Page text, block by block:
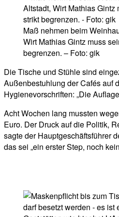
Maß nehmen beim
Wirt Mathias Gintz muss
begrenzen. – Foto: gik
Die Tische und Stühle sind
Außenbestuhlung der Cafés auf
Hygienevorschriften: „Die
Acht Wochen lang mussten
Euro. Der Druck auf die Politik,
sagte der Hauptgeschäftsführer
das sei „ein erster Step, noch